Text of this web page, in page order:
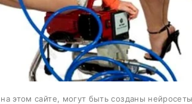
этом сайте, могут быть созданы